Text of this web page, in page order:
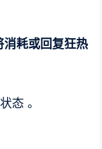
消耗或回复狂热
态 。